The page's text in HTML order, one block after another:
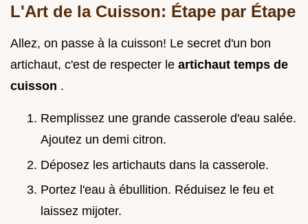
L'Art de la Cuisson: Étape par Étape
Allez, on passe à la cuisson! Le secret d'un bon
artichaut, c'est de respecter le artichaut temps de
cuisson .
Remplissez une grande casserole d'eau salée.
Ajoutez un demi citron.
Déposez les artichauts dans la casserole.
Portez l'eau à ébullition. Réduisez le feu et
laissez mijoter.